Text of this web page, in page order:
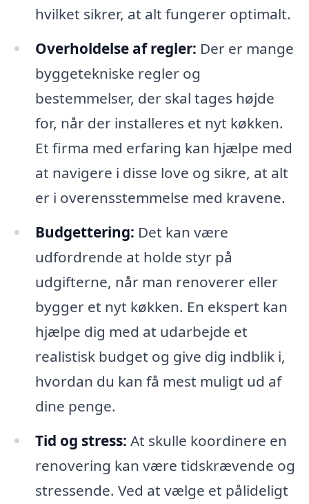
hvilket sikrer, at alt fungerer optimalt.
Overholdelse af regler: Der er mange
byggetekniske regler og
bestemmelser, der skal tages højde
for, når der installeres et nyt køkken.
Et firma med erfaring kan hjælpe med
at navigere i disse love og sikre, at alt
er i overensstemmelse med kravene.
Budgettering: Det kan være
udfordrende at holde styr på
udgifterne, når man renoverer eller
bygger et nyt køkken. En ekspert kan
hjælpe dig med at udarbejde et
realistisk budget og give dig indblik i,
hvordan du kan få mest muligt ud af
dine penge.
Tid og stress: At skulle koordinere en
renovering kan være tidskrævende og
stressende. Ved at vælge et pålideligt